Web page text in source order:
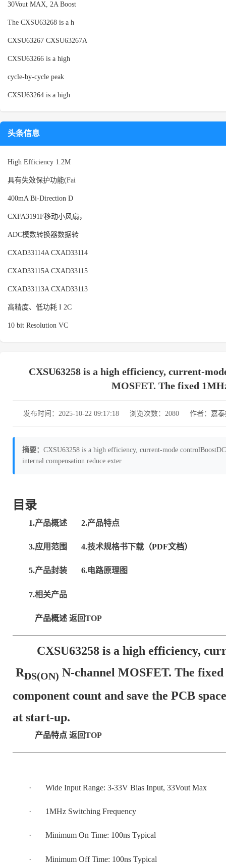
30Vout MAX, 2A Boost
The CXSU63268 is a h
CXSU63267 CXSU63267A
CXSU63266 is a high
cycle-by-cycle peak
CXSU63264 is a high
头条信息
High Efficiency 1.2M
具有失效保护功能(Fai
400mA Bi-Direction D
CXFA3191F移动小风扇，
ADC模数转换器数据转
CXAD33114A CXAD33114
CXAD33115A CXAD33115
CXAD33113A CXAD33113
高精度、低功耗 I 2C
10 bit Resolution VC
CXSU63258 is a high efficiency, current-
MOSFET. The fixed
发布时间：2025-10-22 09:17:18 浏览次数：2080 作者： 嘉
摘要： CXSU63258 is a high efficiency, current-mode
internal compensation reduce exter
目录
1.产品概述 2.产品特点
3.应用范围 4.技术规格书下载 （PDF文档）
5.产品封装 6.电路原理图
7.相关产品
产品概述 返回TOP
CXSU63258 is a high efficiency,
RDS(ON) N-channel MOSFET. The
component count and save the PCB
at start-up.
产品特点 返回TOP
· Wide Input Range: 3-33V Bias Input, 33Vout Max
· 1MHz Switching Frequency
· Minimum On Time: 100ns Typical
· Minimum Off Time: 100ns Typical